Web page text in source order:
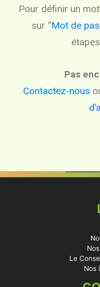
Pour définir un
sur “Mot de
Pas
Contactez-nous
Le
Nos